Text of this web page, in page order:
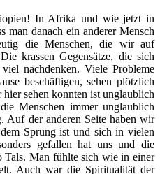
In Afrika und wie jetzt in
man danach ein anderer Mensch
die Menschen, die wir auf
krassen Gegensätze, die sich
nachdenken. Viele Probleme
beschäftigen, sehen plötzlich
sehen konnten ist unglaublich
Menschen immer unglaublich
Auf der anderen Seite haben wir
Sprung ist und sich in vielen
gefallen hat uns und die
Tals. Man fühlte sich wie in einer
Auch war die Spiritualität der